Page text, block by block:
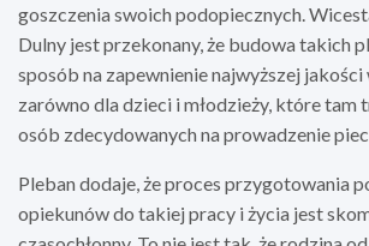
goszczenia swoich podopiecznych.
Dulny jest przekonany, że budowa takich
sposób na zapewnienie najwyższej
zarówno dla dzieci i młodzieży, które tam
osób zdecydowanych na prowadzenie
Pleban dodaje, że proces przygotowania
opiekunów do takiej pracy i życia jest